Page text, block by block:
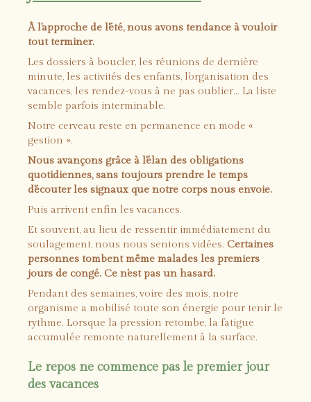
À l'approche de l'été, nous avons tendance à vouloir
tout terminer.
Les dossiers à boucler, les réunions de dernière
minute, les activités des enfants, l'organisation des
vacances, les rendez-vous à ne pas oublier... La liste
semble parfois interminable.
Notre cerveau reste en permanence en mode «
gestion ».
Nous avançons grâce à l'élan des obligations
quotidiennes, sans toujours prendre le temps
d'écouter les signaux que notre corps nous envoie.
Puis arrivent enfin les vacances.
Et souvent, au lieu de ressentir immédiatement du
soulagement, nous nous sentons vidées. Certaines
personnes tombent même malades les premiers
jours de congé. Ce n'est pas un hasard.
Pendant des semaines, voire des mois, notre
organisme a mobilisé toute son énergie pour tenir le
rythme. Lorsque la pression retombe, la fatigue
accumulée remonte naturellement à la surface.
Le repos ne commence pas le premier jour
des vacances